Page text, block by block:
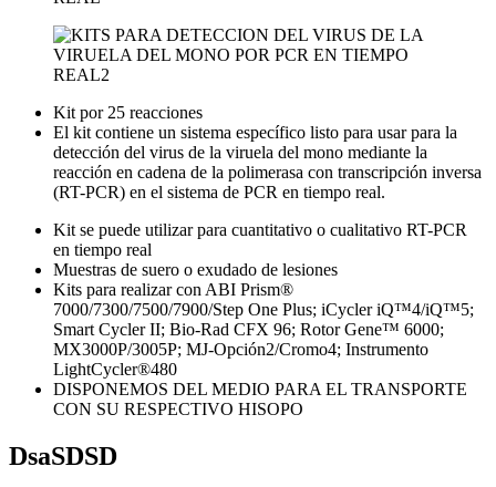
Kit por 25 reacciones
El kit contiene un sistema específico listo para usar para la
detección del virus de la viruela del mono mediante la
reacción en cadena de la polimerasa con transcripción inversa
(RT-PCR) en el sistema de PCR en tiempo real.
Kit se puede utilizar para cuantitativo o cualitativo RT-PCR
en tiempo real
Muestras de suero o exudado de lesiones
Kits para realizar con ABI Prism®
7000/7300/7500/7900/Step One Plus; iCycler iQ™4/iQ™5;
Smart Cycler II; Bio-Rad CFX 96; Rotor Gene™ 6000;
MX3000P/3005P; MJ-Opción2/Cromo4; Instrumento
LightCycler®480
DISPONEMOS DEL MEDIO PARA EL TRANSPORTE
CON SU RESPECTIVO HISOPO
DsaSDSD